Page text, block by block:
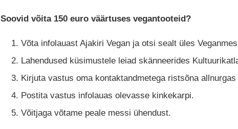
Soovid võita 150 euro väärtuses vegantooteid?
Võta infolauast Ajakiri Vegan ja otsi sealt üles
Lahendused küsimustele leiad skänneerides
Kirjuta vastus oma kontaktandmetega ristsõna
Postita vastus infolauas olevasse kinkekarpi.
Võitjaga võtame peale messi ühendust.